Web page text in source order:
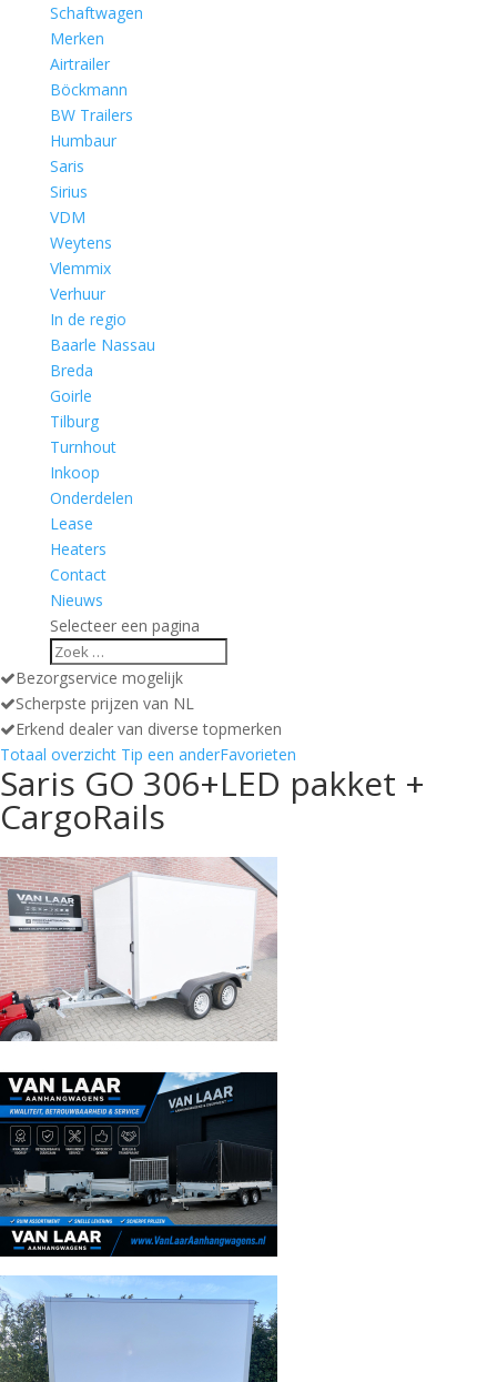
Schaftwagen
Merken
Airtrailer
Böckmann
BW Trailers
Humbaur
Saris
Sirius
VDM
Weytens
Vlemmix
Verhuur
In de regio
Baarle Nassau
Breda
Goirle
Tilburg
Turnhout
Inkoop
Onderdelen
Lease
Heaters
Contact
Nieuws
Selecteer een pagina
Bezorgservice mogelijk
Scherpste prijzen van NL
Erkend dealer van diverse topmerken
Totaal overzicht Tip een anderFavorieten
Saris GO 306+LED pakket +
CargoRails